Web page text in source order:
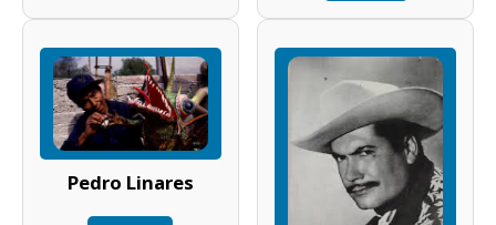
Pedro Linares